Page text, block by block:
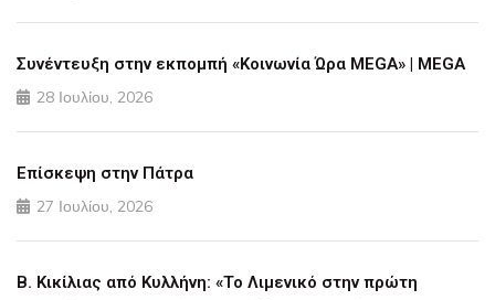
Συνέντευξη στην εκπομπή «Κοινωνία Ώρα MEGA» | MEGA
28 Ιουλίου, 2026
Επίσκεψη στην Πάτρα
27 Ιουλίου, 2026
Β. Κικίλιας από Κυλλήνη: «Το Λιμενικό στην πρώτη